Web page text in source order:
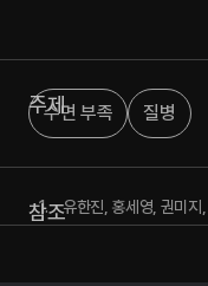
주제
수면 부족 질병
참조유한진, 홍세영, 권미
항체치료제에 대한